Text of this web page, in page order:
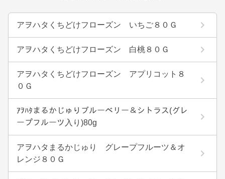
アヲハタくちどけフローズン いちご８０Ｇ
アヲハタくちどけフローズン 白桃８０Ｇ
アヲハタくちどけフローズン アプリコット８
０Ｇ
ｱｦﾊﾀまるかじゅりブルーベリー＆シトラス(グレ
ープフルーツ入り)80g
アヲハタまるかじゅり グレープフルーツ＆オ
レンジ８０Ｇ